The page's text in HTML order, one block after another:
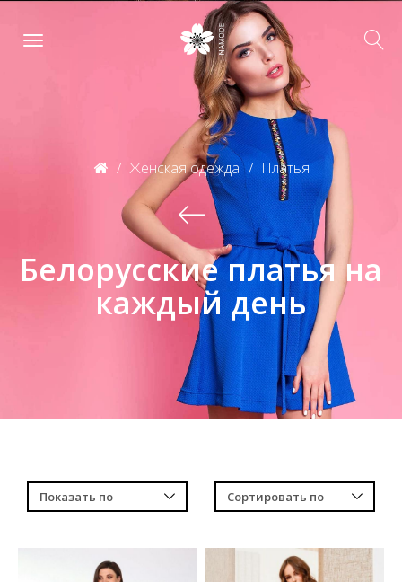
Женская одежда Платья
Белорусские платья на
каждый день